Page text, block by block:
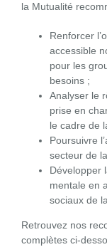
la Mutualité
Renforcer
accessible
pour les
besoins ;
Analyser le
prise en
le cadre de
Poursuivre
secteur de
Développer
mentale en
sociaux de
Retrouvez nos
complètes ci-